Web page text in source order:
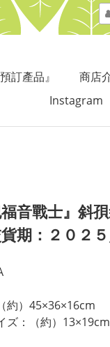
訂產品』 商店
Instagram
福音戰士』斜
貨期：２０２５
約）45×36×16cm
ズ：（約）13×19cm